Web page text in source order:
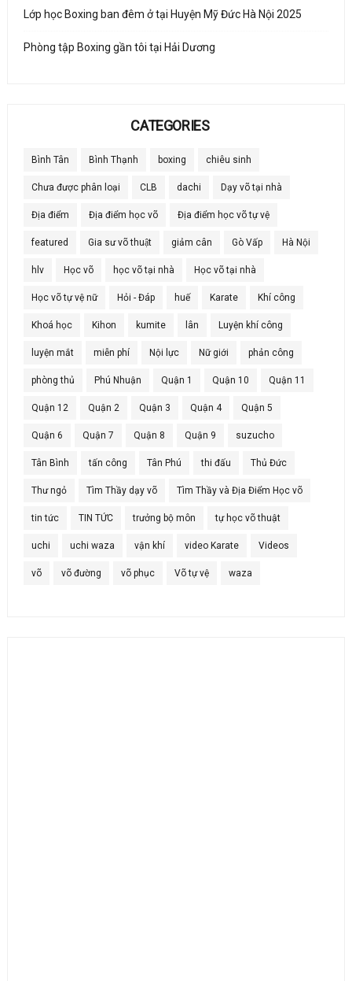
Lớp học Boxing ban đêm ở tại Huyện Mỹ Đức Hà Nội 2025
Phòng tập Boxing gần tôi tại Hải Dương
CATEGORIES
Bình Tân Bình Thạnh boxing chiêu sinh
Chưa được phân loại CLB dachi Dạy võ tại nhà
Địa điểm Địa điểm học võ Địa điểm học võ tự vệ
featured Gia sư võ thuật giảm cân Gò Vấp Hà Nội
hlv Học võ học võ tại nhà Học võ tại nhà
Học võ tự vệ nữ Hỏi - Đáp huế Karate Khí công
Khoá học Kihon kumite lân Luyện khí công
luyện mắt miễn phí Nội lực Nữ giới phản công
phòng thủ Phú Nhuận Quận 1 Quận 10 Quận 11
Quận 12 Quận 2 Quận 3 Quận 4 Quận 5
Quận 6 Quận 7 Quận 8 Quận 9 suzucho
Tân Bình tấn công Tân Phú thi đấu Thủ Đức
Thư ngỏ Tìm Thầy dạy võ Tìm Thầy và Địa Điểm Học võ
tin tức TIN TỨC trưởng bộ môn tự học võ thuật
uchi uchi waza vận khí video Karate Videos
võ võ đường võ phục Võ tự vệ waza